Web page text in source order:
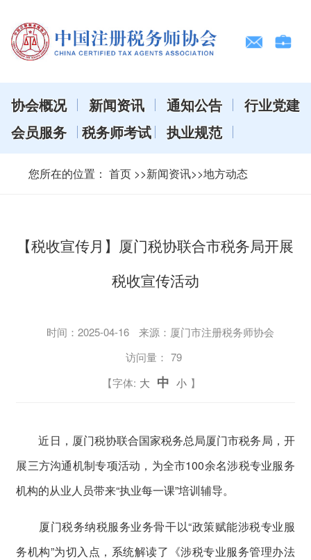
协会概况 新闻资讯 通知公告
行业党建
会员服务
税务师考试 执业规范
您所在的位置： 首页 >>新闻资讯>>地方动态
【税收宣传月】厦门税协联合市税务局开展
税收宣传活动
时间： 2025-04-16
来源：厦门市注册税务师协会
访问量： 79
【字体: 大 中 小 】
近日，厦门税协联合国家税务总局厦门市税务局，开
展三方沟通机制专项活动，为全市100余名涉税专业服务
机构的从业人员带来“执业每一课”培训辅导。
厦门税务纳税服务业务骨干以“政策赋能涉税专业服
务机构”为切入点，系统解读了《涉税专业服务管理办法